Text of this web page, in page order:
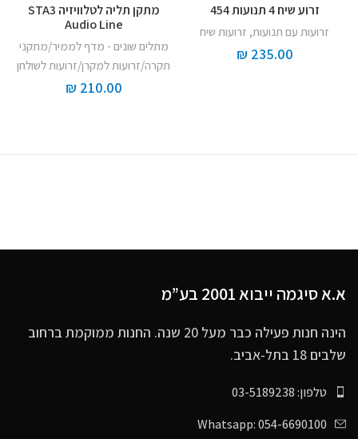
זרוע שיח 4 תנועות 454
זרועות עם תנועות, זרועות שיח
₪235.00
‏מתקן תליה לטלוויזיה STA3
Audio Line
מתלים שונים - מדף לממיר/מתקני
תקרה/זרועות למקרן/זרועות לשולחן
₪210.00
א.א סיגמה ייבוא 2001 בע”מ
הינה חנות פעילה כבר מעל 20 שנה. החנות ממוקמת ברחוב
שלבים 18 בתל-אביב.
טלפון: 03-5189238
Whatsapp: 054-6690100